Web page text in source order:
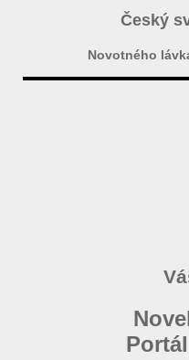
Český
Novotného